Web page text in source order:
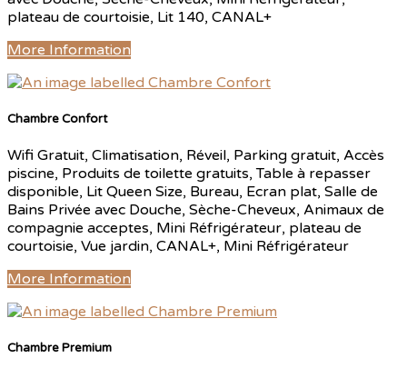
plateau de courtoisie, Lit 140, CANAL+
More Information
Chambre Confort
Wifi Gratuit, Climatisation, Réveil, Parking gratuit, Accès
piscine, Produits de toilette gratuits, Table à repasser
disponible, Lit Queen Size, Bureau, Ecran plat, Salle de
Bains Privée avec Douche, Sèche-Cheveux, Animaux de
compagnie acceptes, Mini Réfrigérateur, plateau de
courtoisie, Vue jardin, CANAL+, Mini Réfrigérateur
More Information
Chambre Premium